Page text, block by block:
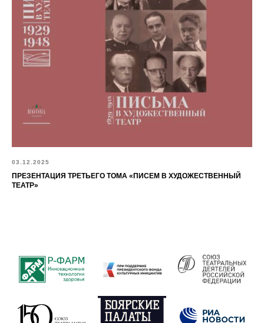
03.12.2025
ПРЕЗЕНТАЦИЯ ТРЕТЬЕГО ТОМА «ПИСЕМ В ХУДОЖЕСТВЕННЫЙ
ТЕАТР»